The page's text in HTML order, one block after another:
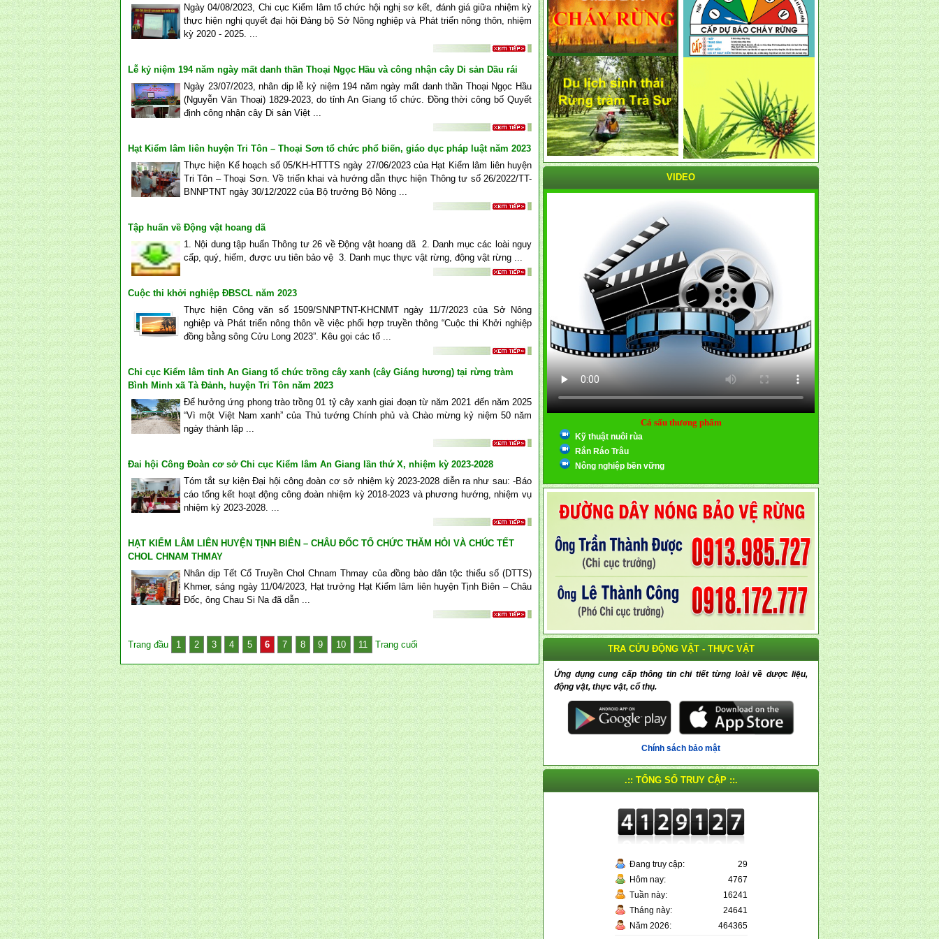
Ngày 04/08/2023, Chi cục Kiểm lâm tổ chức hội nghị sơ kết, đánh giá giữa nhiệm kỳ
thực hiện nghị quyết đại hội Đảng bộ Sở Nông nghiệp và Phát triển nông thôn, nhiệm
kỳ 2020 - 2025. ...
Lễ kỷ niệm 194 năm ngày mất danh thần Thoại Ngọc Hầu và công nhận cây Di sản Dầu rái
Ngày 23/07/2023, nhân dịp lễ kỷ niệm 194 năm ngày mất danh thần Thoại Ngọc Hầu
(Nguyễn Văn Thoại) 1829-2023, do tỉnh An Giang tổ chức. Đồng thời công bố Quyết
định công nhận cây Di sản Việt ...
Hạt Kiểm lâm liên huyện Tri Tôn – Thoại Sơn tổ chức phổ biến, giáo dục pháp luật năm 2023
Thực hiện Kế hoạch số 05/KH-HTTTS ngày 27/06/2023 của Hạt Kiểm lâm liên huyện
Tri Tôn – Thoại Sơn. Về triển khai và hướng dẫn thực hiện Thông tư số 26/2022/TT-
BNNPTNT ngày 30/12/2022 của Bộ trưởng Bộ Nông ...
Tập huấn về Động vật hoang dã
1. Nội dung tập huấn Thông tư 26 về Động vật hoang dã 2. Danh mục các loài nguy
cấp, quý, hiếm, được ưu tiên bảo vệ 3. Danh mục thực vật rừng, động vật rừng ...
Cuộc thi khởi nghiệp ĐBSCL năm 2023
Thực hiện Công văn số 1509/SNNPTNT-KHCNMT ngày 11/7/2023 của Sở Nông
nghiệp và Phát triển nông thôn về việc phối hợp truyền thông “Cuộc thi Khởi nghiệp
đồng bằng sông Cửu Long 2023”. Kêu gọi các tổ ...
Chi cục Kiểm lâm tỉnh An Giang tổ chức trồng cây xanh (cây Giáng hương) tại rừng tràm
Bình Minh xã Tà Đảnh, huyện Tri Tôn năm 2023
Để hưởng ứng phong trào trồng 01 tỷ cây xanh giai đoạn từ năm 2021 đến năm 2025
“Vì một Việt Nam xanh” của Thủ tướng Chính phủ và Chào mừng kỷ niệm 50 năm
ngày thành lập ...
Đai hội Công Đoàn cơ sở Chi cục Kiểm lâm An Giang lần thứ X, nhiệm kỳ 2023-2028
Tóm tắt sự kiện Đại hội công đoàn cơ sở nhiệm kỳ 2023-2028 diễn ra như sau: -Báo
cáo tổng kết hoạt động công đoàn nhiệm kỳ 2018-2023 và phương hướng, nhiệm vụ
nhiệm kỳ 2023-2028. ...
HẠT KIỂM LÂM LIÊN HUYỆN TỊNH BIÊN – CHÂU ĐỐC TỔ CHỨC THĂM HỎI VÀ CHÚC TẾT
CHOL CHNAM THMAY
Nhân dịp Tết Cổ Truyền Chol Chnam Thmay của đồng bào dân tộc thiểu số (DTTS)
Khmer, sáng ngày 11/04/2023, Hạt trưởng Hạt Kiểm lâm liên huyện Tịnh Biên – Châu
Đốc, ông Chau Si Na đã dẫn ...
Trang đầu 1 2 3 4 5 6 7 8 9 10 11 Trang cuối
VIDEO
Cá sấu thương phẩm
Kỹ thuật nuôi rùa
Rắn Ráo Trâu
Nông nghiệp bền vững
TRA CỨU ĐỘNG VẬT - THỰC VẬT
Ứng dụng cung cấp thông tin chi tiết từng loài về dược liệu,
động vật, thực vật, cổ thụ.
Chính sách bảo mật
.:: TỔNG SỐ TRUY CẬP ::.
Đang truy cập:
29
Hôm nay:
4767
Tuần này:
16241
Tháng này:
24641
Năm 2026:
464365